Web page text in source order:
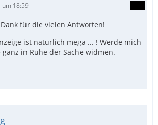
um 18:59
für die vielen Antworten!
ist natürlich mega ... ! Werde mich
in Ruhe der Sache widmen.